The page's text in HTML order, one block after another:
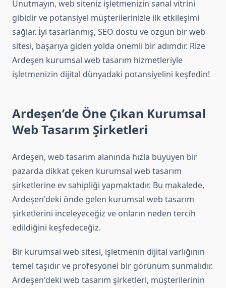
Unutmayın, web siteniz işletmenizin sanal vitrini
gibidir ve potansiyel müşterilerinizle ilk etkileşimi
sağlar. İyi tasarlanmış, SEO dostu ve özgün bir web
sitesi, başarıya giden yolda önemli bir adımdır. Rize
Ardeşen kurumsal web tasarım hizmetleriyle
işletmenizin dijital dünyadaki potansiyelini keşfedin!
Ardeşen’de Öne Çıkan Kurumsal
Web Tasarım Şirketleri
Ardeşen, web tasarım alanında hızla büyüyen bir
pazarda dikkat çeken kurumsal web tasarım
şirketlerine ev sahipliği yapmaktadır. Bu makalede,
Ardeşen'deki önde gelen kurumsal web tasarım
şirketlerini inceleyeceğiz ve onların neden tercih
edildiğini keşfedeceğiz.
Bir kurumsal web sitesi, işletmenin dijital varlığının
temel taşıdır ve profesyonel bir görünüm sunmalıdır.
Ardeşen'deki web tasarım şirketleri, müşterilerinin